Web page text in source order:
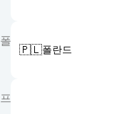
폴
🇵🇱폴란드
프